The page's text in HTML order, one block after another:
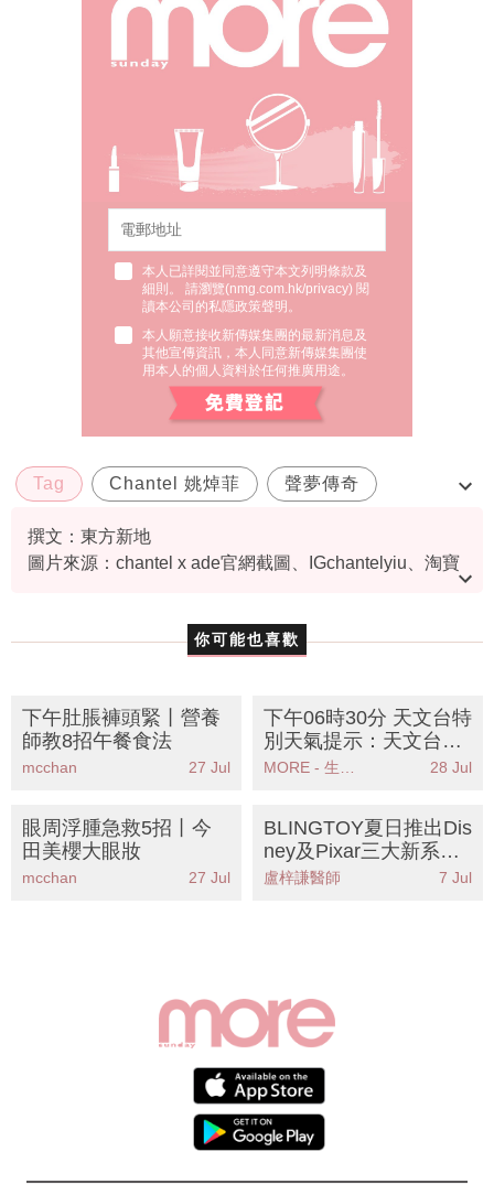
本人已詳閱並同意遵守本文列明條款及
細則。 請瀏覽(nmg.com.hk/privacy) 閱
讀本公司的私隱政策聲明。
本人願意接收新傳媒集團的最新消息及
其他宣傳資訊，本人同意新傳媒集團使
用本人的個人資料於任何推廣用途。
Tag Chantel 姚焯菲 聲夢傳奇
時裝 父幹 syl
撰文：東方新地
圖片來源：chantel x ade官網截圖、IGchantelyiu、淘寶
你可能也喜歡
下午肚脹褲頭緊丨營養
師教8招午餐食法
mcchan 27 Jul
下午06時30分 天文台特
別天氣提示：天文台預
告明日有狂風雷暴及大
MORE - 生活品味 28 Jul
眼周浮腫急救5招丨今
田美櫻大眼妝
mcchan 27 Jul
BLINGTOY夏日推出Dis
ney及Pixar三大新系列
盲盒！收藏必備三眼仔
盧梓謙醫師 7 Jul